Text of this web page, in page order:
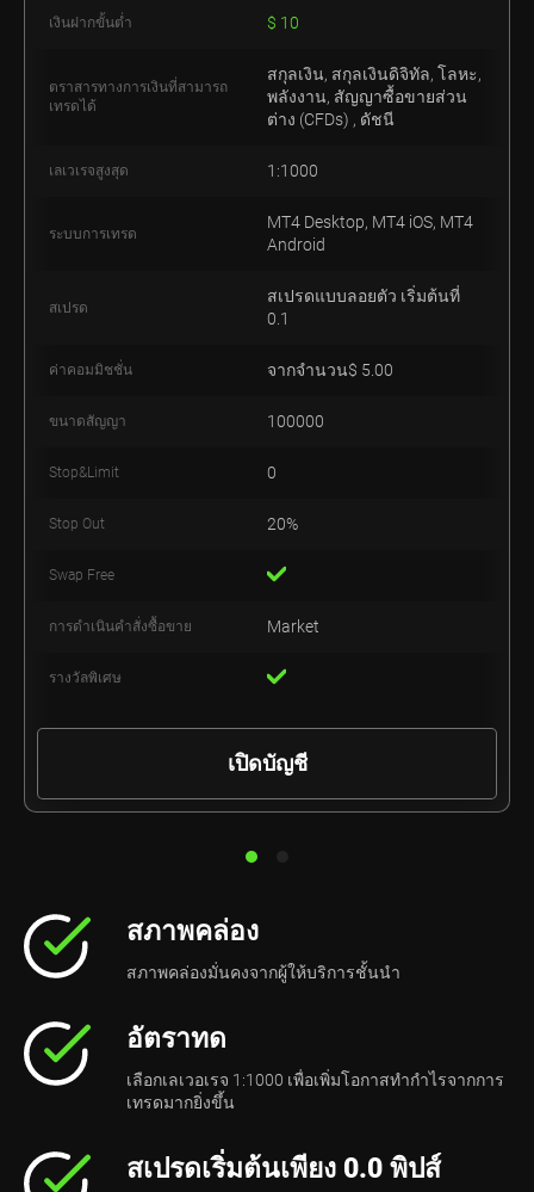
เงินฝากขั้นต่ำ $ 10
ตราสารทางการเงินที่สามารถ
เทรดได้
สกุลเงิน, สกุลเงินดิจิทัล, โลหะ,
พลังงาน, สัญญาซื้อขายส่วน
ต่าง (CFDs) , ดัชนี
เลเวเรจสูงสุด 1:1000
ระบบการเทรด
MT4 Desktop, MT4 iOS, MT4
Android
สเปรด
สเปรดแบบลอยตัว เริ่มต้นที่
0.1
ค่าคอมมิชชั่น จากจำนวน$ 5.00
ขนาดสัญญา 100000
Stop&Limit 0
Stop Out 20%
Swap Free
การดำเนินคำสั่งซื้อขาย Market
รางวัลพิเศษ
เปิดบัญชี
เงินฝากขั้นต่ำ $ 10
ตราสารทางการเงินที่สามารถ
เทรดได้
สกุลเงิน, สกุลเงินดิจิทัล, โลหะ,
พลังงาน, สัญญาซื้อขายส่วน
ต่าง (CFDs) , ดัชนี
เลเวเรจสูงสุด 1:1000
ระบบการเทรด
MT4 Desktop, MT4 iOS, MT4
Android
สเปรด
สเปรดแบบลอยตัว เริ่มต้นที่
1.5
ค่าคอมมิชชั่น 0
ขนาดสัญญา 100000
Stop&Limit 0
Stop Out 20%
Swap Free
การดำเนินคำสั่งซื้อขาย Market
รางวัลพิเศษ
เปิดบัญชี
สภาพคล่อง
สภาพคล่องมั่นคงจากผู้ให้บริการชั้นนำ
อัตราทด
เลือกเลเวอเรจ 1:1000 เพื่อเพิ่มโอกาสทำกำไรจากการ
เทรดมากยิ่งขึ้น
สเปรดเริ่มต้นเพียง 0.0 พิปส์